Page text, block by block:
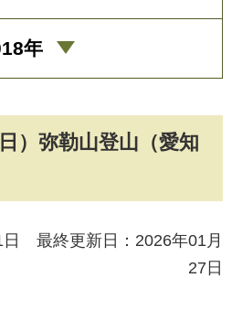
）弥勒山登山（愛知
日 最終更新日：2026年01月
27日
年